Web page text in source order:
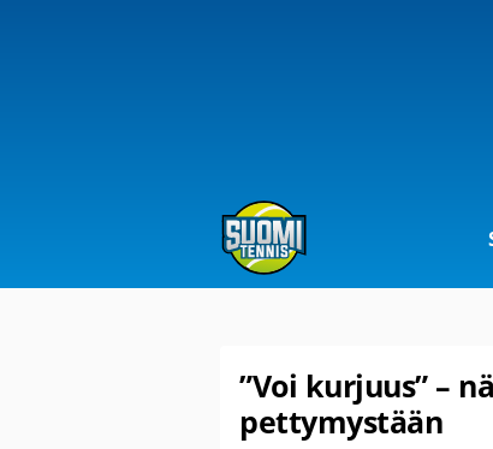
”Voi kurjuus” –
pettymystään